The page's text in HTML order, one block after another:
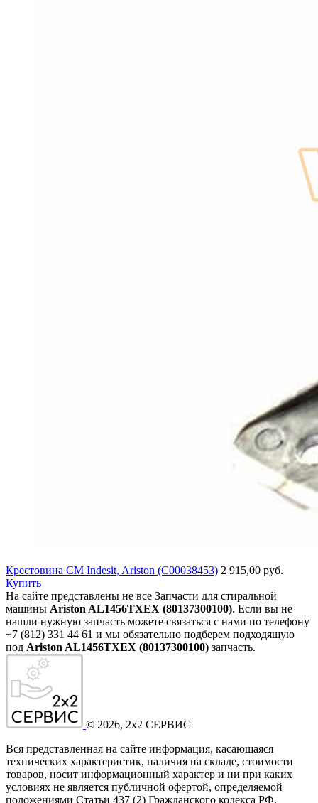
Крестовина СМ Indesit, Ariston (C00038453) 2 915,00 руб.
Купить
На сайте представлены не все Запчасти для стиральной
машины Ariston AL1456TXEX (80137300100). Если вы не
нашли нужную запчасть можете связаться с нами по телефону
+7 (812) 331 44 61 и мы обязательно подберем подходящую
под Ariston AL1456TXEX (80137300100) запчасть.
© 2026, 2x2 СЕРВИС
Вся представленная на сайте информация, касающаяся
технических характеристик, наличия на складе, стоимости
товаров, носит информационный характер и ни при каких
условиях не является публичной офертой, определяемой
положениями Статьи 437 (2) Гражданского кодекса РФ.